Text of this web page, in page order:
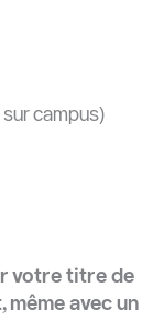
campus)
votre titre de
avec un